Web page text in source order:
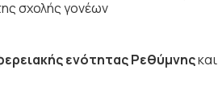
σχολής γονέων
ενότητας Ρεθύμνηςκαι